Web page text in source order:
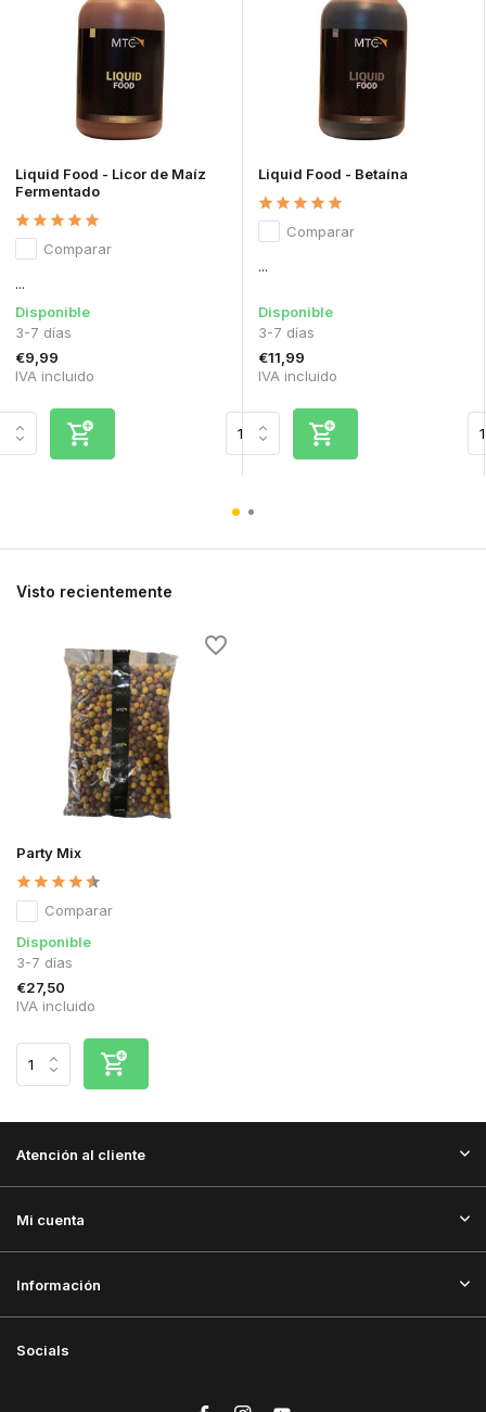
Liquid Food - Licor de Maíz
Fermentado
Comparar
...
Disponible
3-7 días
€9,99
IVA incluido
Liquid Food - Betaína
Comparar
...
Disponible
3-7 días
€11,99
IVA incluido
Visto recientemente
Party Mix
Comparar
Disponible
3-7 días
€27,50
IVA incluido
Atención al cliente
Mi cuenta
Información
Socials